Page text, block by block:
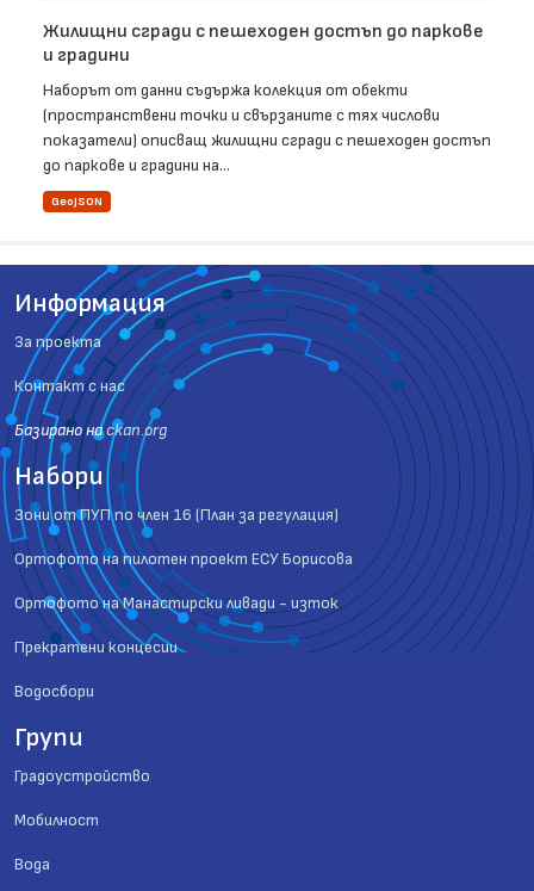
Жилищни сгради с пешеходен достъп до паркове
и градини
Наборът от данни съдържа колекция от обекти
(пространствени точки и свързаните с тях числови
показатели) описващ жилищни сгради с пешеходен достъп
до паркове и градини на...
GeoJSON
Информация
За проекта
Контакт с нас
Базиранo наckan.org
Набори
Зони от ПУП по член 16 (План за регулация)
Ортофото на пилотен проект ЕСУ Борисова
Ортофото на Манастирски ливади - изток
Прекратени концесии
Водосбори
Групи
Градоустройство
Мобилност
Вода